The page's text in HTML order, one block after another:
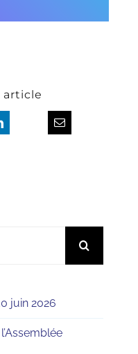
article
juin 2026